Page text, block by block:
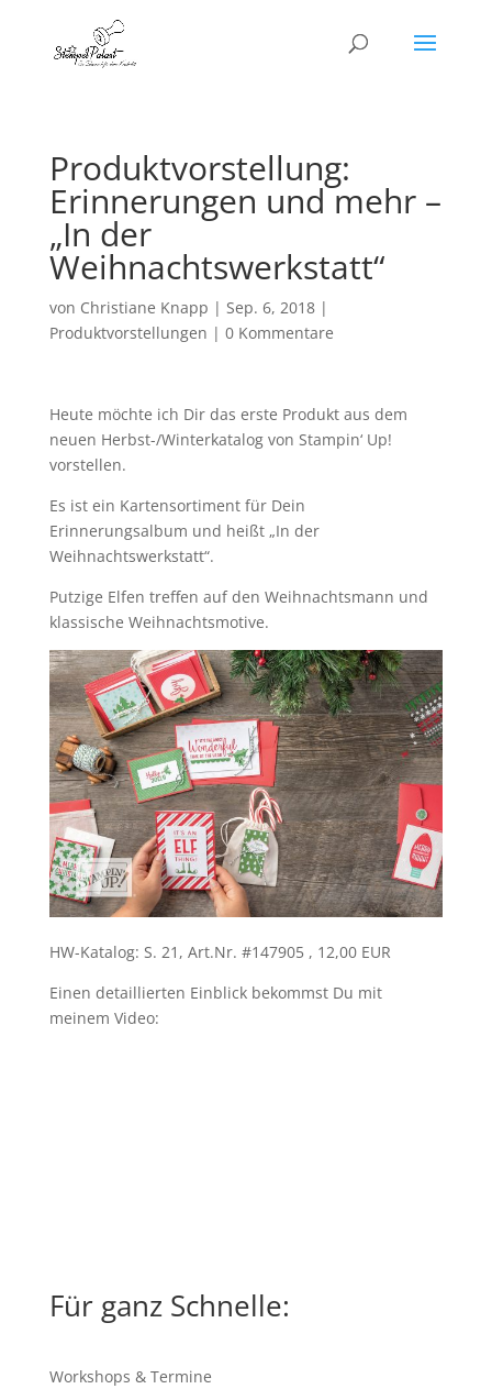
Produktvorstellung:
Erinnerungen und mehr –
„In der
Weihnachtswerkstatt“
von Christiane Knapp | Sep. 6, 2018|
Produktvorstellungen | 0 Kommentare
Heute möchte ich Dir das erste Produkt aus dem
neuen Herbst-/Winterkatalog von Stampin‘ Up!
vorstellen.
Es ist ein Kartensortiment für Dein
Erinnerungsalbum und heißt „In der
Weihnachtswerkstatt“.
Putzige Elfen treffen auf den Weihnachtsmann und
klassische Weihnachtsmotive.
HW-Katalog: S. 21, Art.Nr. #147905 , 12,00 EUR
Einen detaillierten Einblick bekommst Du mit
meinem Video:
Für ganz Schnelle:
Workshops & Termine